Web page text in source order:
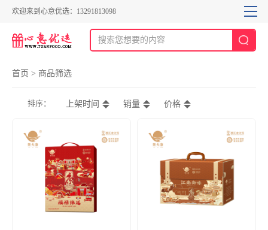
欢迎来到心意优选：13291813098
首页 > 商品筛选
排序： 上架时间 销量 价格